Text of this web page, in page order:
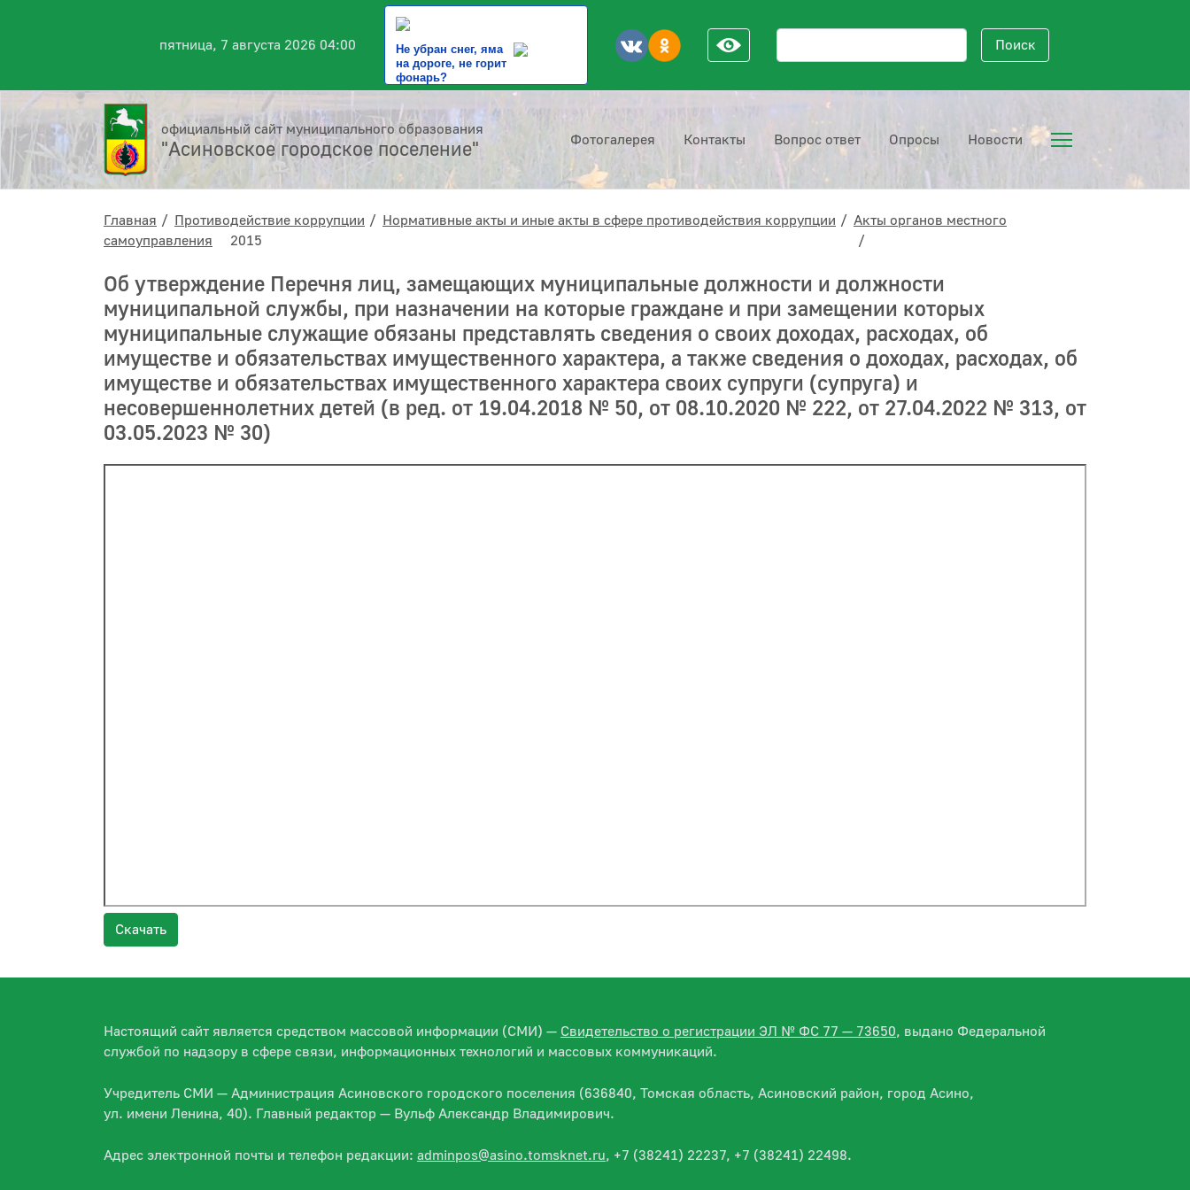
пятница, 7 августа 2026 04:00
Не убран снег, яма
на дороге, не горит
фонарь?
Поисковый запрос Поиск
официальный сайт муниципального образования
"Асиновское городское поселение" Фотогалерея Контакты Вопрос ответ Опросы Новости
Главная Противодействие коррупции Нормативные акты и иные акты в сфере противодействия коррупции
Акты органов местного
самоуправления
2015
Об утверждение Перечня лиц, замещающих муниципальные должности и должности
муниципальной службы, при назначении на которые граждане и при замещении которых
муниципальные служащие обязаны представлять сведения о своих доходах, расходах, об
имуществе и обязательствах имущественного характера, а также сведения о доходах, расходах, об
имуществе и обязательствах имущественного характера своих супруги (супруга) и
несовершеннолетних детей (в ред. от 19.04.2018 № 50, от 08.10.2020 № 222, от 27.04.2022 № 313, от
03.05.2023 № 30)
Скачать
Настоящий сайт является средством массовой информации (СМИ) — Свидетельство о регистрации ЭЛ № ФС 77 — 73650, выдано Федеральной
службой по надзору в сфере связи, информационных технологий и массовых коммуникаций.
Учредитель СМИ — Администрация Асиновского городского поселения (636840, Томская область, Асиновский район, город Асино,
ул. имени Ленина, 40). Главный редактор — Вульф Александр Владимирович.
Адрес электронной почты и телефон редакции: adminpos@asino.tomsknet.ru, +7 (38241) 22237, +7 (38241) 22498.